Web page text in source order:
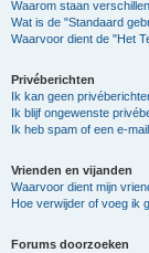
Waarom staan
Wat is de "Standaard
Waarvoor dient de "Het
Privéberichten
Ik kan geen
Ik blijf ongewenste
Ik heb spam of een e-
Vrienden en vijanden
Waarvoor dient mijn
Hoe verwijder of voeg ik
Forums doorzoeken